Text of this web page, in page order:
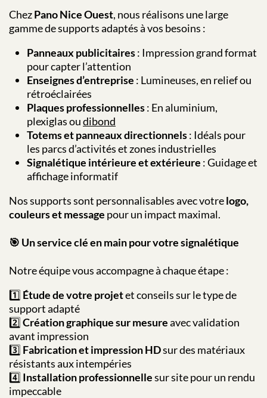
ChezPano Nice Ouest, nous réalisons une large
gamme de supports adaptés à vos besoins :
Panneaux publicitaires: Impression grand format
pour capter l’attention
Enseignes d’entreprise : Lumineuses, en relief ou
rétroéclairées
Plaques professionnelles: En aluminium,
plexiglas oudibond
Totems et panneaux directionnels: Idéals pour
les parcs d’activités et zones industrielles
Signalétique intérieure et extérieure : Guidage et
affichage informatif
Nos supports sont personnalisables avec votrelogo,
couleurs et message pour un impact maximal.
🎯 Un service clé en main pour votre signalétique
Notre équipe vous accompagne à chaque étape :
1️⃣ Étude de votre projetet conseils sur le type de
support adapté
2️⃣Création graphique sur mesureavec validation
avant impression
3️⃣ Fabrication et impression HDsur des matériaux
résistants aux intempéries
4️⃣ Installation professionnellesur site pour un rendu
impeccable